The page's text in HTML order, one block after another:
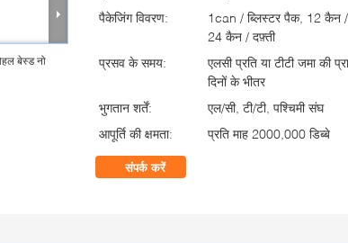
बेस्ड नो
पैकेजिंग विवरण:
1can / ब्लिस्टर पैक, 12 कैन /
24 कैन / दफ़्ती
प्रसव के समय:
एलसी प्रति या टीटी जमा की
दिनों के भीतर
भुगतान शर्तें:
एल/सी, टी/टी, पश्चिमी संघ
आपूर्ति की क्षमता:
प्रति माह 2000,000 डिब्बे
संपर्क करें